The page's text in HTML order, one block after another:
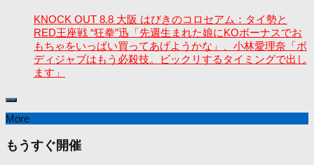
KNOCK OUT 8.8 大阪 はびきのコロセアム：タイ勢と
RED王座戦 “狂拳”迅「先週生まれた娘にKOボーナスでお
もちゃをいっぱい買ってあげようかな」、小林愛理奈「ボ
ディジャブはもう必殺技。ビックリするタイミングで出し
ます」
More
もうすぐ開催